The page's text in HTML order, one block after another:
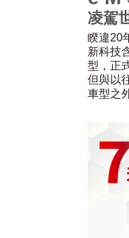
凌駕
睽違20
新科技
型，正
但與以
車型之